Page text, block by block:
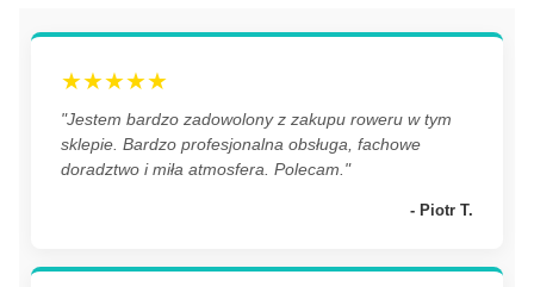
★★★★★
"Jestem bardzo zadowolony z zakupu roweru w tym
sklepie. Bardzo profesjonalna obsługa, fachowe
doradztwo i miła atmosfera. Polecam."
- Piotr T.